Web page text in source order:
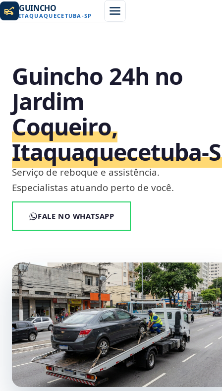
GUINCHO
ITAQUAQUECETUBA -SP
Guincho 24h no
Jardim
Coqueiro,
Serviço de reboque e assistência.
Especialistas atuando perto de você.
FALE NO WHATSAPP